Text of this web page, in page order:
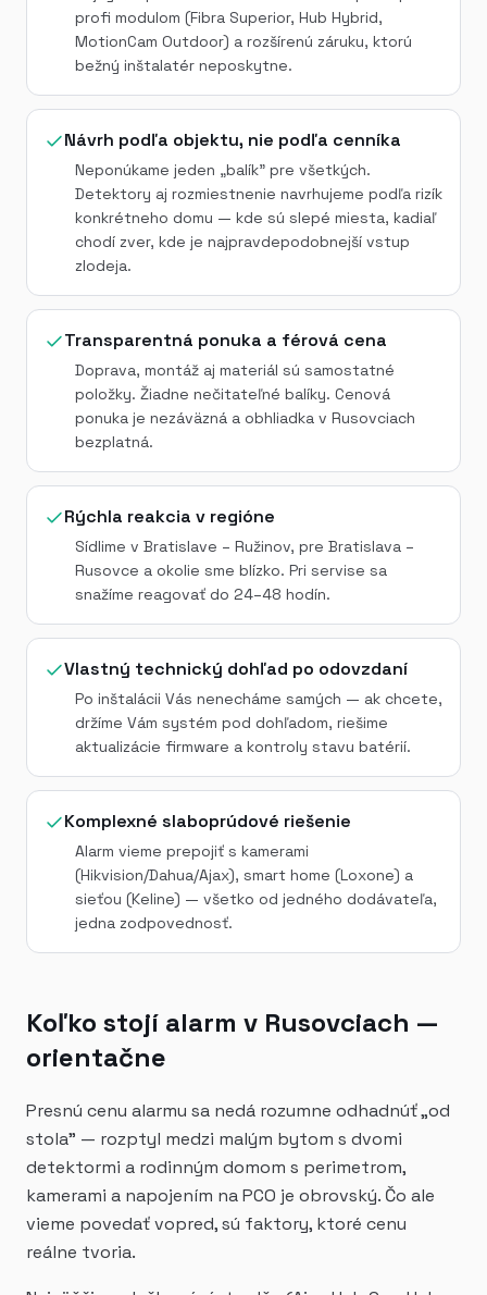
profi modulom (Fibra Superior, Hub Hybrid,
MotionCam Outdoor) a rozšírenú záruku, ktorú
bežný inštalatér neposkytne.
Návrh podľa objektu, nie podľa cenníka
Neponúkame jeden „balík" pre všetkých.
Detektory aj rozmiestnenie navrhujeme podľa rizík
konkrétneho domu — kde sú slepé miesta, kadiaľ
chodí zver, kde je najpravdepodobnejší vstup
zlodeja.
Transparentná ponuka a férová cena
Doprava, montáž aj materiál sú samostatné
položky. Žiadne nečitateľné balíky. Cenová
ponuka je nezáväzná a obhliadka v Rusovciach
bezplatná.
Rýchla reakcia v regióne
Sídlime v Bratislave – Ružinov, pre Bratislava –
Rusovce a okolie sme blízko. Pri servise sa
snažíme reagovať do 24–48 hodín.
Vlastný technický dohľad po odovzdaní
Po inštalácii Vás nenecháme samých — ak chcete,
držíme Vám systém pod dohľadom, riešime
aktualizácie firmware a kontroly stavu batérií.
Komplexné slaboprúdové riešenie
Alarm vieme prepojiť s kamerami
(Hikvision/Dahua/Ajax), smart home (Loxone) a
sieťou (Keline) — všetko od jedného dodávateľa,
jedna zodpovednosť.
Koľko stojí alarm v Rusovciach —
orientačne
Presnú cenu alarmu sa nedá rozumne odhadnúť „od
stola" — rozptyl medzi malým bytom s dvomi
detektormi a rodinným domom s perimetrom,
kamerami a napojením na PCO je obrovský. Čo ale
vieme povedať vopred, sú faktory, ktoré cenu
reálne tvoria.